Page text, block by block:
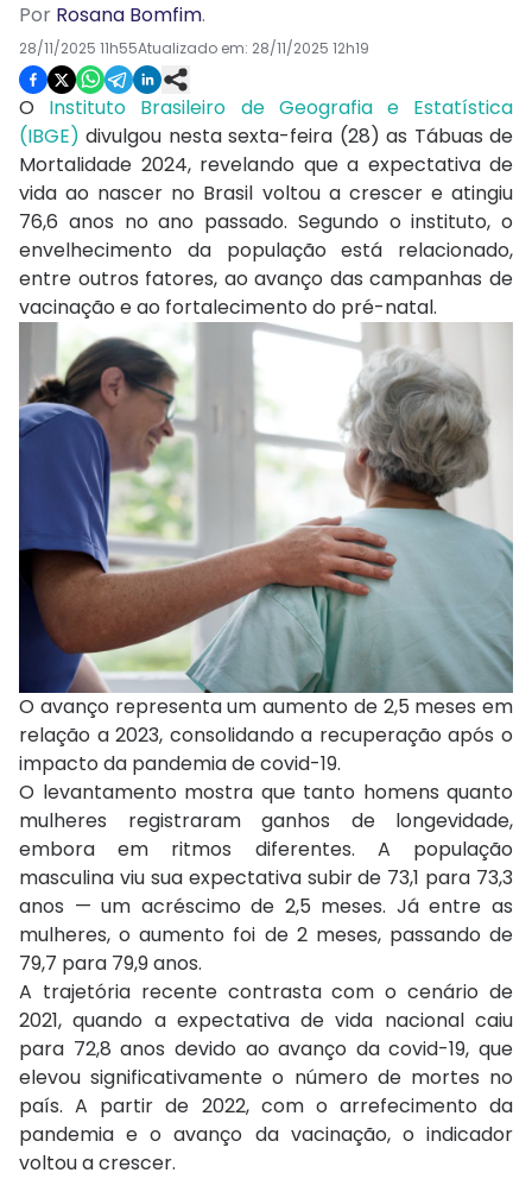
Por Rosana Bomfim.
28/11/2025 11h55Atualizado em: 28/11/2025 12h19
O Instituto Brasileiro de Geografia e Estatística
(IBGE) divulgou nesta sexta-feira (28) as Tábuas de
Mortalidade 2024, revelando que a expectativa de
vida ao nascer no Brasil voltou a crescer e atingiu
76,6 anos no ano passado. Segundo o instituto, o
envelhecimento da população está relacionado,
entre outros fatores, ao avanço das campanhas de
vacinação e ao fortalecimento do pré-natal.
O avanço representa um aumento de 2,5 meses em
relação a 2023, consolidando a recuperação após o
impacto da pandemia de covid-19.
O levantamento mostra que tanto homens quanto
mulheres registraram ganhos de longevidade,
embora em ritmos diferentes. A população
masculina viu sua expectativa subir de 73,1 para 73,3
anos — um acréscimo de 2,5 meses. Já entre as
mulheres, o aumento foi de 2 meses, passando de
79,7 para 79,9 anos.
A trajetória recente contrasta com o cenário de
2021, quando a expectativa de vida nacional caiu
para 72,8 anos devido ao avanço da covid-19, que
elevou significativamente o número de mortes no
país. A partir de 2022, com o arrefecimento da
pandemia e o avanço da vacinação, o indicador
voltou a crescer.